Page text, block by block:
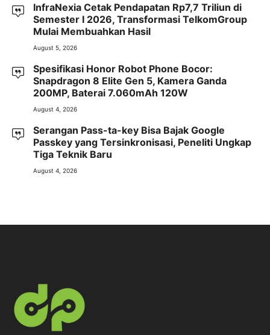
InfraNexia Cetak Pendapatan Rp7,7 Triliun di
Semester I 2026, Transformasi TelkomGroup
Mulai Membuahkan Hasil
August 5, 2026
Spesifikasi Honor Robot Phone Bocor:
Snapdragon 8 Elite Gen 5, Kamera Ganda
200MP, Baterai 7.060mAh 120W
August 4, 2026
Serangan Pass-ta-key Bisa Bajak Google
Passkey yang Tersinkronisasi, Peneliti Ungkap
Tiga Teknik Baru
August 4, 2026